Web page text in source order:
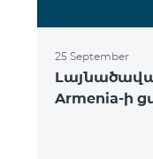
25 September
Armenia-ի